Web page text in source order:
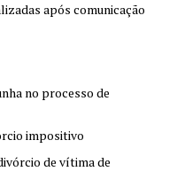
após comunicação
no processo de
impositivo
de vítima de